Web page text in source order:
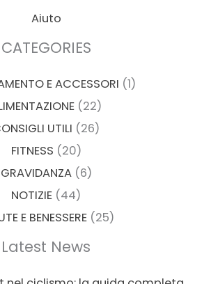
Aiuto
CATEGORIES
E ACCESSORI (1)
(22)
UTILI (26)
FITNESS (20)
GRAVIDANZA(6)
NOTIZIE (44)
E BENESSERE(25)
Latest News